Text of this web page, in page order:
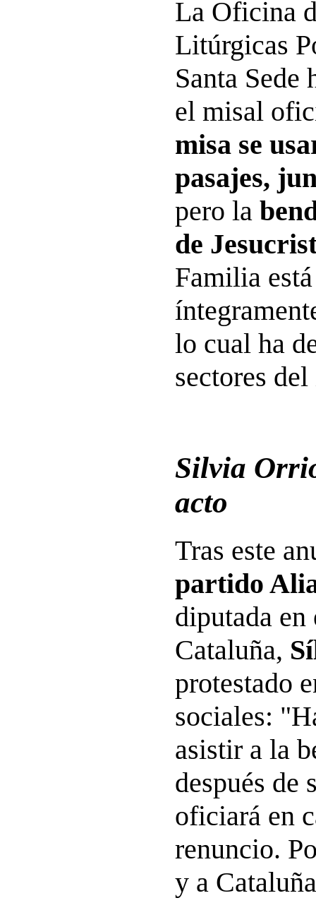
La Oficina
Litúrgicas
Santa Sede
el misal
misa se
pasajes,
pero la
de
Familia
lo cual ha
sectores
Silvia
acto
Tras este
partido
diputada en
Cataluña,
protestado
sociales:
asistir a la
después de
oficiará en
renuncio.
y a